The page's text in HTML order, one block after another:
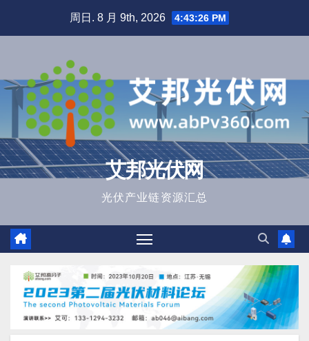
周日. 8 月 9th, 2026 4:43:27 PM
艾邦光伏网
光伏产业链资源汇总